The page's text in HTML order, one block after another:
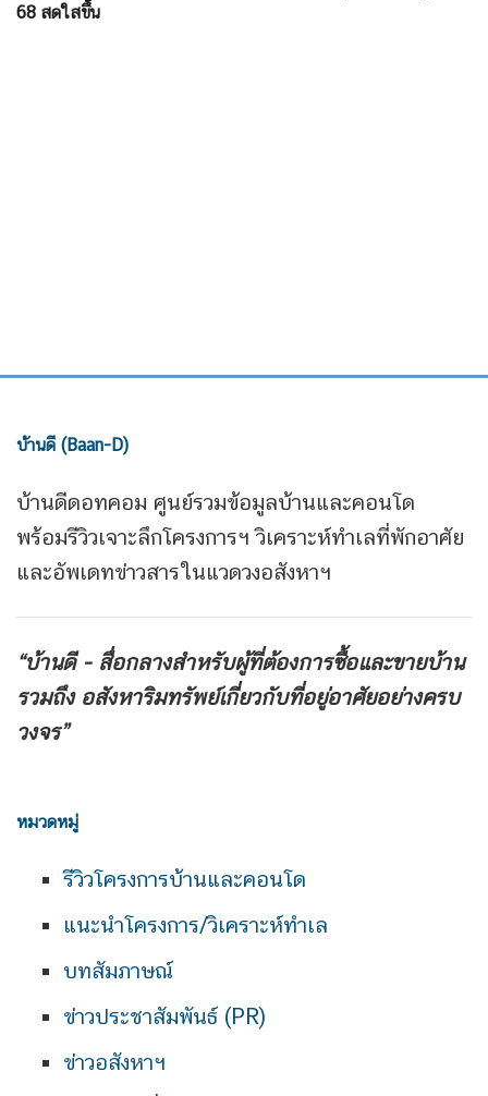
68 สดใสขึ้น
บ้านดี (Baan-D)
บ้านดีดอทคอม ศูนย์รวมข้อมูลบ้านและคอนโด
พร้อมรีวิวเจาะลึกโครงการฯ วิเคราะห์ทำเลที่พักอาศัย
และอัพเดทข่าวสารในแวดวงอสังหาฯ
“บ้านดี - สื่อกลางสำหรับผู้ที่ต้องการซื้อและขายบ้าน
รวมถึง อสังหาริมทรัพย์เกี่ยวกับที่อยู่อาศัยอย่างครบ
วงจร”
หมวดหมู่
รีวิวโครงการบ้านและคอนโด
แนะนำโครงการ/วิเคราะห์ทำเล
บทสัมภาษณ์
ข่าวประชาสัมพันธ์ (PR)
ข่าวอสังหาฯ